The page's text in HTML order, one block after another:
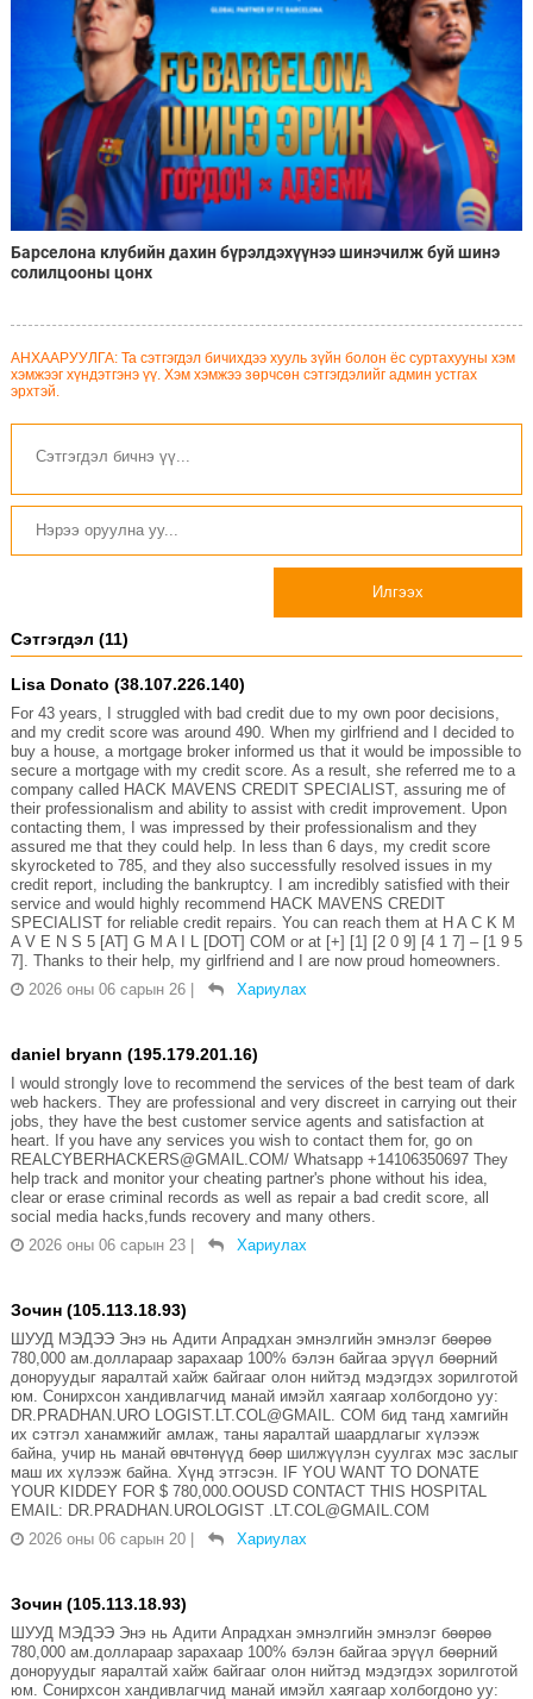
Барселона клубийн дахин бүрэлдэхүүнээ шинэчилж буй шинэ
солилцооны цонх
АНХААРУУЛГА: Та сэтгэгдэл бичихдээ хууль зүйн болон ёс суртахууны хэм
хэмжээг хүндэтгэнэ үү. Хэм хэмжээ зөрчсөн сэтгэгдэлийг админ устгах
эрхтэй.
Илгээх
Сэтгэгдэл (11)
Lisa Donato (38.107.226.140)
For 43 years, I struggled with bad credit due to my own poor decisions,
and my credit score was around 490. When my girlfriend and I decided to
buy a house, a mortgage broker informed us that it would be impossible to
secure a mortgage with my credit score. As a result, she referred me to a
company called HACK MAVENS CREDIT SPECIALIST, assuring me of
their professionalism and ability to assist with credit improvement. Upon
contacting them, I was impressed by their professionalism and they
assured me that they could help. In less than 6 days, my credit score
skyrocketed to 785, and they also successfully resolved issues in my
credit report, including the bankruptcy. I am incredibly satisfied with their
service and would highly recommend HACK MAVENS CREDIT
SPECIALIST for reliable credit repairs. You can reach them at H A C K M
A V E N S 5 [AT] G M A I L [DOT] COM or at [+] [1] [2 0 9] [4 1 7] – [1 9 5
7]. Thanks to their help, my girlfriend and I are now proud homeowners.
2026 оны 06 сарын 26
Хариулах
daniel bryann (195.179.201.16)
I would strongly love to recommend the services of the best team of dark
web hackers. They are professional and very discreet in carrying out their
jobs, they have the best customer service agents and satisfaction at
heart. If you have any services you wish to contact them for, go on
REALCYBERHACKERS@GMAIL.COM/ Whatsapp +14106350697 They
help track and monitor your cheating partner's phone without his idea,
clear or erase criminal records as well as repair a bad credit score, all
social media hacks,funds recovery and many others.
2026 оны 06 сарын 23
Хариулах
Зочин (105.113.18.93)
ШУУД МЭДЭЭ Энэ нь Адити Апрадхан эмнэлгийн эмнэлэг бөөрөө
780,000 ам.доллараар зарахаар 100% бэлэн байгаа эрүүл бөөрний
доноруудыг яаралтай хайж байгааг олон нийтэд мэдэгдэх зорилготой
юм. Сонирхсон хандивлагчид манай имэйл хаягаар холбогдоно уу:
DR.PRADHAN.URO LOGIST.LT.COL@GMAIL. COM бид танд хамгийн
их сэтгэл ханамжийг амлаж, таны яаралтай шаардлагыг хүлээж
байна, учир нь манай өвчтөнүүд бөөр шилжүүлэн суулгах мэс заслыг
маш их хүлээж байна. Хүнд этгэсэн. IF YOU WANT TO DONATE
YOUR KIDDEY FOR $ 780,000.OOUSD CONTACT THIS HOSPITAL
EMAIL: DR.PRADHAN.UROLOGIST .LT.COL@GMAIL.COM
2026 оны 06 сарын 20
Хариулах
Зочин (105.113.18.93)
ШУУД МЭДЭЭ Энэ нь Адити Апрадхан эмнэлгийн эмнэлэг бөөрөө
780,000 ам.доллараар зарахаар 100% бэлэн байгаа эрүүл бөөрний
доноруудыг яаралтай хайж байгааг олон нийтэд мэдэгдэх зорилготой
юм. Сонирхсон хандивлагчид манай имэйл хаягаар холбогдоно уу: